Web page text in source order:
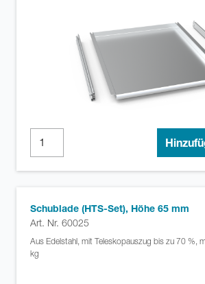
Schublade (HTS-Set), Höhe 65 mm
Art. Nr. 60025
Aus Edelstahl, mit Teleskopauszug bis zu 70 %,
kg